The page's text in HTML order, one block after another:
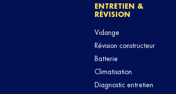
ENTRETIEN &
RÉVISION
Vidange
Révision constructeur
Batterie
Climatisation
Diagnostic entretien